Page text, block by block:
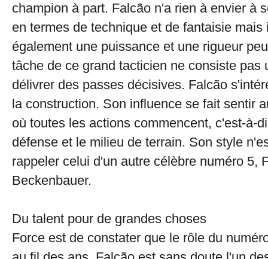
champion à part. Falcão n'a rien à envier à
en termes de technique et de fantaisie mais
également une puissance et une rigueur
tâche de ce grand tacticien ne consiste pas
délivrer des passes décisives. Falcão
la construction. Son influence se fait sentir
où toutes les actions commencent, c'est-à-
défense et le milieu de terrain. Son style
rappeler celui d'un autre célèbre numéro 5,
Beckenbauer.
Du talent pour de grandes choses
Force est de constater que le rôle du